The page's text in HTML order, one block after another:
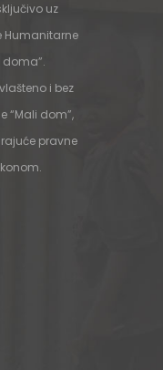
uz
Humanitarne
doma”.
i bez
“Mali dom”,
pravne